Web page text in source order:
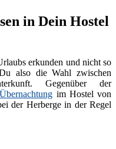
in Dein Hostel
erkunden und nicht so
also die Wahl zwischen
Gegenüber der
Übernachtung im Hostel von
der Herberge in der Regel